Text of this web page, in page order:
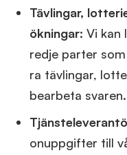
Tävlingar,
ökningar: Vi kan
redje parter
ra tävlingar,
bearbeta svaren.
onuppgifter till